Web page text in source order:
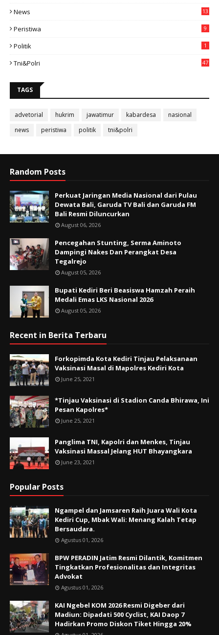
News
13
Peristiwa 9
Politik 1
Tni&polri 47
TAGS
advetorial hukrim jawatimur kabardesa
nasional
news
peristiwa politik tni&polri
Random Posts
Perkuat Jaringan Media Nasional dari Pulau
Dewata Bali, Garuda TV Bali dan Garuda FM
Bali Resmi Diluncurkan
August 06, 2026
Pencegahan Stunting, Serma Aminoto
Dampingi Nakes Dan Perangkat Desa
Tegalrejo
August 05, 2026
Bupati Kediri Beri Beasiswa Hamzah Peraih
Medali Emas LKS Nasional 2026
August 05, 2026
Recent in Berita Terbaru
Forkopimda Kota Kediri Tinjau Pelaksanaan
Vaksinasi Masal di Mapolres Kediri Kota
June 25, 2021
*Tinjau Vaksinasi di Stadion Canda Bhirawa, Ini
Pesan Kapolres*
June 25, 2021
Panglima TNI, Kapolri dan Menkes, Tinjau
Vaksinasi Massal Jelang HUT Bhayangkara
June 23, 2021
Popular Posts
Ngampel dan Jamsaren Raih Juara Wali Kota
Kediri Cup, Mbak Wali: Menang Kalah Tetap
Bersaudara.
Agustus 01, 2026
BPW PERADIN Jatim Resmi Dilantik, Komitmen
Tingkatkan Profesionalitas dan Integritas
Advokat
Agustus 01, 2026
KAI Ngebel KOM 2026 Resmi Digeber dari
Madiun: Dipadati 500 Cyclist, KAI Daop 7
Hadirkan Promo Diskon Tiket Hingga 20%